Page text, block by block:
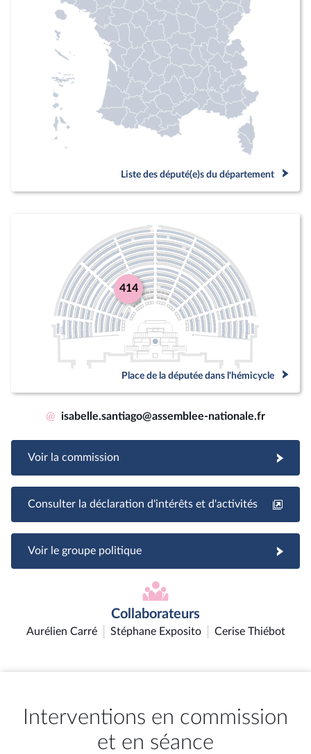
Liste des député(e)s du département
414
Place de la députée dans l'hémicycle
@ isabelle.santiago@assemblee-nationale.fr
Voir la commission
Consulter la déclaration d'intérêts et d'activités
Voir le groupe politique
Collaborateurs
Aurélien Carré Stéphane Exposito Cerise Thiébot
Interventions en commission
et en séance